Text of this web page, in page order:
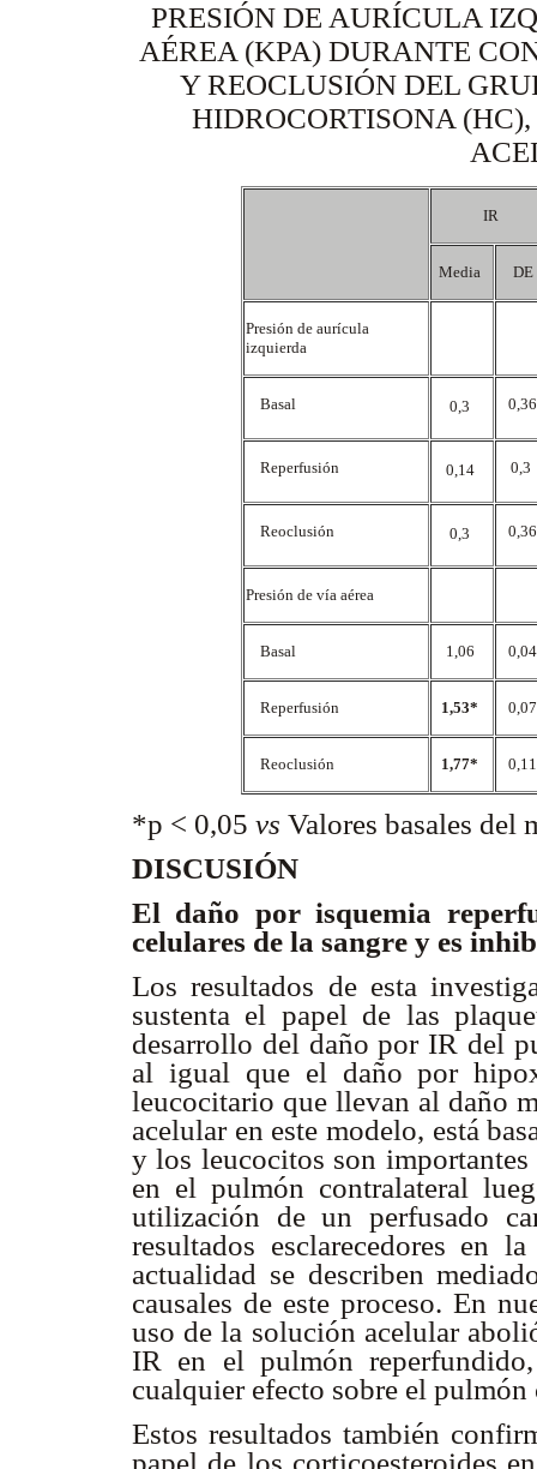
PRESIÓN DE AURÍCULA
AÉREA (KPA) DURANTE
Y REOCLUSIÓN DEL
HIDROCORTISONA
IR
Media DE
Presión de aurícula
izquierda
Basal 0,3
Reperfusión 0,14 0,3
Reoclusión 0,3
Presión de vía aérea
Basal 1,06
Reperfusión 1,53*
Reoclusión 1,77*
*p < 0,05 vs Valores basales del
DISCUSIÓN
El daño por isquemia
celulares de la sangre y es
Los resultados de esta
sustenta el papel de las
desarrollo del daño por IR del
al igual que el daño por
leucocitario que llevan al daño
acelular en este modelo, está
y los leucocitos son
en el pulmón contralateral
utilización de un perfusado
resultados esclarecedores en
actualidad se describen
causales de este proceso. En
uso de la solución acelular
IR en el pulmón
cualquier efecto sobre el
Estos resultados también